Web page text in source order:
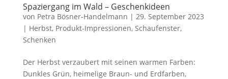
Spaziergang im Wald – Geschenkideen
von Petra Bösner-Handelmann | 29. September 2023
| Herbst, Produkt-Impressionen, Schaufenster,
Schenken
Der Herbst verzaubert mit seinen warmen Farben:
Dunkles Grün, heimelige Braun- und Erdfarben,